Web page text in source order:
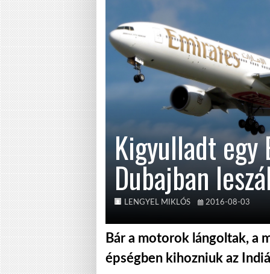
Kigyulladt egy
Dubajban
LENGYEL MIKLÓS 2016-08-03
Bár a motorok lángoltak, a
épségben kihozniuk az